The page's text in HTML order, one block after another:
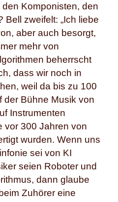
Komponisten, den
Bell zweifelt: „Ich liebe
aber auch besorgt,
mehr von
beherrscht
dass wir noch in
weil da bis zu 100
der Bühne Musik von
Instrumenten
vor 300 Jahren von
wurden. Wenn uns
sei von KI
seien Roboter und
dann glaube
Zuhörer eine